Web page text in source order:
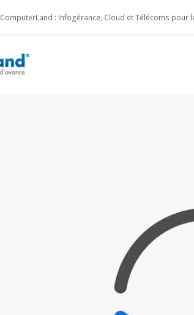
ComputerLand : Infogérance, Cloud et Télécoms pour